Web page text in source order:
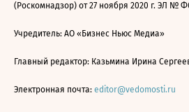
(Роскомнадзор) от 27 ноября 2020 г. ЭЛ №
Учредитель: АО «Бизнес Ньюс Медиа»
Главный редактор: Казьмина Ирина
Электронная почта: editor@vedomosti.ru